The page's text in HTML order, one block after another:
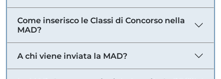
Come inserisco le Classi di Concorso nella
MAD?
A chi viene inviata la MAD?